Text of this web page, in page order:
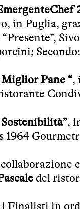
in Puglia,
Pane “,
,
1964
del
i Finalisti in